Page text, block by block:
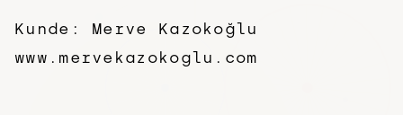
Kunde: Merve Kazokoğlu
www.mervekazokoglu.com